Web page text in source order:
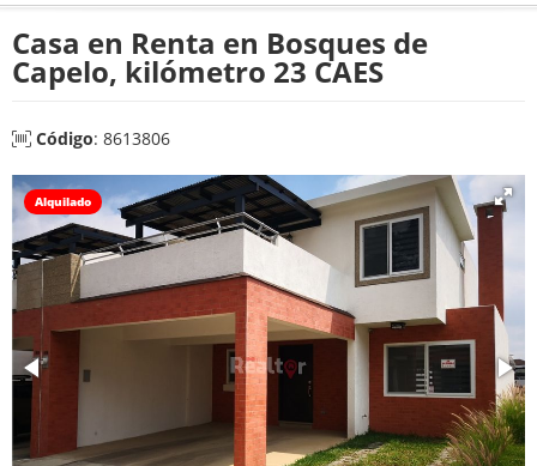
Casa en Renta en Bosques de
Capelo, kilómetro 23 CAES
Código: 8613806
Alquilado